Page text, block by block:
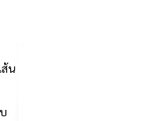
ส้น